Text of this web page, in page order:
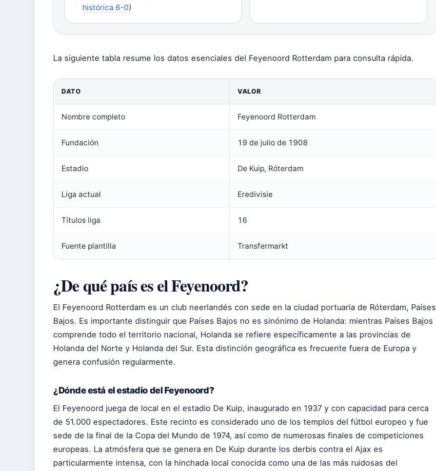
histórica 6-0)
La siguiente tabla resume los datos esenciales del Feyenoord Rotterdam para consulta rápida.
DATO VALOR
Nombre completo Feyenoord Rotterdam
Fundación 19 de julio de 1908
Estadio De Kuip, Róterdam
Liga actual Eredivisie
Títulos liga 16
Fuente plantilla Transfermarkt
¿De qué país es el Feyenoord?
El Feyenoord Rotterdam es un club neerlandés con sede en la ciudad portuaria de Róterdam, Países
Bajos. Es importante distinguir que Países Bajos no es sinónimo de Holanda: mientras Países Bajos
comprende todo el territorio nacional, Holanda se refiere específicamente a las provincias de
Holanda del Norte y Holanda del Sur. Esta distinción geográfica es frecuente fuera de Europa y
genera confusión regularmente.
¿Dónde está el estadio del Feyenoord?
El Feyenoord juega de local en el estadio De Kuip, inaugurado en 1937 y con capacidad para cerca
de 51.000 espectadores. Este recinto es considerado uno de los templos del fútbol europeo y fue
sede de la final de la Copa del Mundo de 1974, así como de numerosas finales de competiciones
europeas. La atmósfera que se genera en De Kuip durante los derbis contra el Ajax es
particularmente intensa, con la hinchada local conocida como una de las más ruidosas del